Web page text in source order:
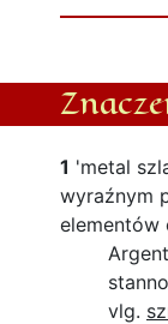
1 'metal
wyraźnym
elementów
vlg.